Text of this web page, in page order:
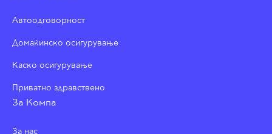
Автоодговорност
Домаќинско осигурување
Каско осигурување
Приватно здравствено
За Компа
За нас